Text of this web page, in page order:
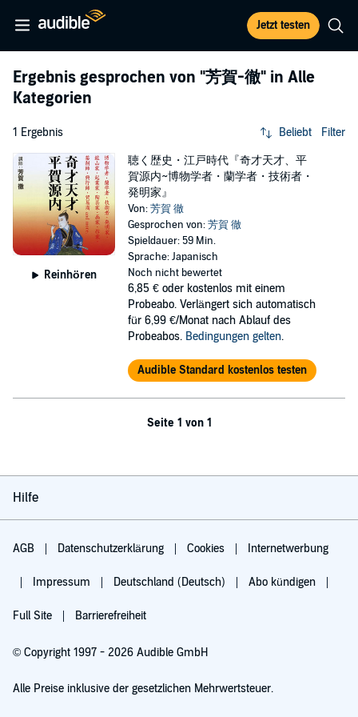
Jetzt testen
Ergebnis gesprochen von "芳賀-徹" in Alle
Kategorien
1 Ergebnis Beliebt Filter
Reinhören
聴く歴史・江戸時代『奇才天才、平
賀源内~博物学者・蘭学者・技術者・
発明家』
Von:芳賀 徹
Gesprochen von:芳賀 徹
Spieldauer: 59 Min.
Sprache: Japanisch
Noch nicht bewertet
6,85 € oder kostenlos mit einem
Probeabo. Verlängert sich automatisch
für 6,99 €/Monat nach Ablauf des
Probeabos. Bedingungen gelten.
Audible Standard kostenlos testen
Seite 1 von 1
Hilfe
AGB Datenschutzerklärung Cookies Internetwerbung
Impressum Deutschland (Deutsch) Abo kündigen
Full Site Barrierefreiheit
© Copyright 1997 - 2026 Audible GmbH
Alle Preise inklusive der gesetzlichen Mehrwertsteuer.